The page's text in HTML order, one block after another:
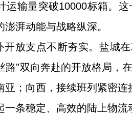
运输量突破10000标箱。
湃动能与战略纵深。
开放支点不断夯实。盐城
路”双向奔赴的开放格局，
亚；向西，接续班列紧密
条稳定、高效的陆上物流